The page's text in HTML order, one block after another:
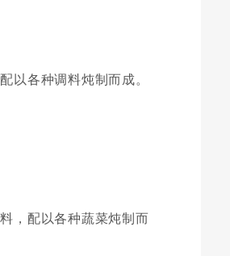
以各种调料炖制而成。
，配以各种蔬菜炖制而